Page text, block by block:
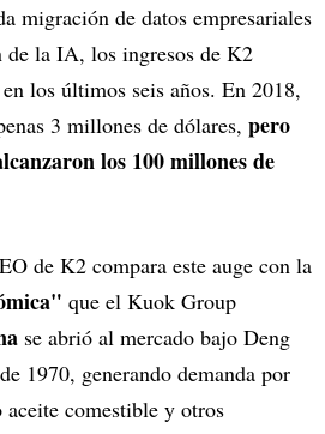
migración de datos empresariales
de la IA, los ingresos de K2
los últimos seis años. En 2018,
3 millones de dólares, pero
los 100 millones de
de K2 compara este auge con la
que el Kuok Group
se abrió al mercado bajo Deng
1970, generando demanda por
aceite comestible y otros